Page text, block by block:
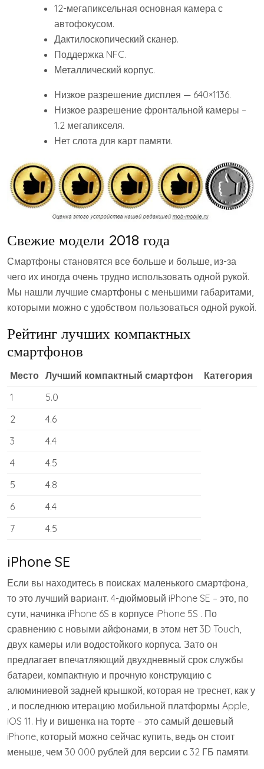
12-мегапиксельная основная камера с
автофокусом.
Дактилоскопический сканер.
Поддержка NFC.
Металлический корпус.
Низкое разрешение дисплея — 640×1136.
Низкое разрешение фронтальной камеры –
1.2 мегапикселя.
Нет слота для карт памяти.
Свежие модели 2018 года
Смартфоны становятся все больше и больше, из-за
чего их иногда очень трудно использовать одной рукой.
Мы нашли лучшие смартфоны с меньшими габаритами,
которыми можно с удобством пользоваться одной рукой.
Рейтинг лучших компактных
смартфонов
Место Лучший компактный смартфон
Категория
1
5.0
2
4.6
3
4.4
4
4.5
5
4.8
6
4.4
7
4.5
iPhone SE
Если вы находитесь в поисках маленького смартфона,
то это лучший вариант. 4-дюймовый iPhone SE – это, по
сути, начинка iPhone 6S в корпусе iPhone 5S . По
сравнению с новыми айфонами, в этом нет 3D Touch,
двух камеры или водостойкого корпуса. Зато он
предлагает впечатляющий двухдневный срок службы
батареи, компактную и прочную конструкцию с
алюминиевой задней крышкой, которая не треснет, как у
, и последнюю итерацию мобильной платформы Apple,
iOS 11. Ну и вишенка на торте – это самый дешевый
iPhone, который можно сейчас купить, ведь он стоит
меньше, чем 30 000 рублей для версии с 32 ГБ памяти.